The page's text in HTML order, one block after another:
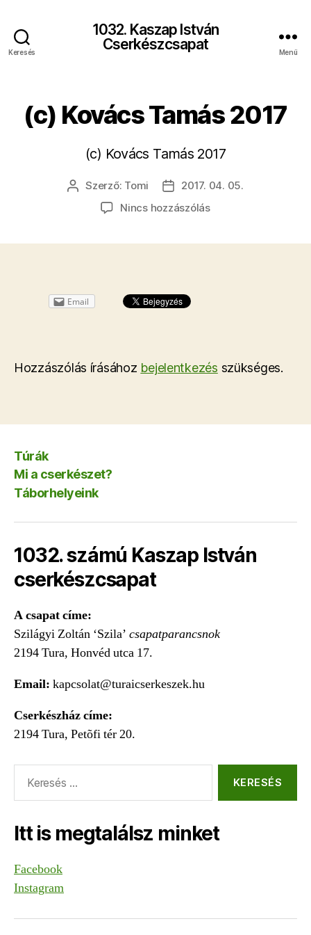
Keresés
1032. Kaszap István
Cserkészcsapat
Menü
(c) Kovács Tamás 2017
(c) Kovács Tamás 2017
Bejegyzés
szerzője
Szerző: Tomi
Bejegyzés
dátuma
2017. 04. 05.
Nincs hozzászólása(z)
Email
Hozzászólás írásához bejelentkezés szükséges.
Túrák
Mi a cserkészet?
Táborhelyeink
1032. számú Kaszap István
cserkészcsapat
A csapat címe:
Szilágyi Zoltán ‘Szila’ csapatparancsnok
2194 Tura, Honvéd utca 17.
Email: kapcsolat@turaicserkeszek.hu
Cserkészház címe:
2194 Tura, Petõfi tér 20.
Itt is megtalálsz minket
Facebook
Instagram